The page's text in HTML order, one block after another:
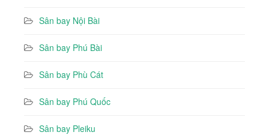
Sân bay Nội Bài
Sân bay Phú Bài
Sân bay Phù Cát
Sân bay Phú Quốc
Sân bay Pleiku